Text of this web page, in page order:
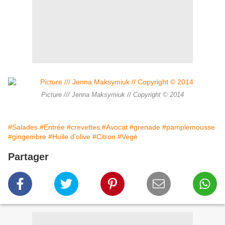
Picture /// Jenna Maksymiuk // Copyright © 2014
#Salades #Entrée #crevettes #Avocat #grenade #pamplemousse
#gingembre #Huile d'olive #Citron #Vegè
Partager